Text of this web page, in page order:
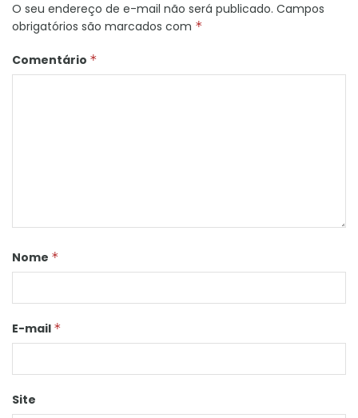
O seu endereço de e-mail não será publicado. Campos
obrigatórios são marcados com *
Comentário *
Nome *
E-mail *
Site